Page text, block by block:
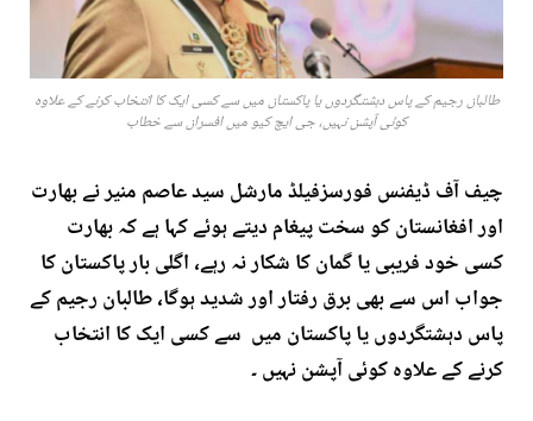
طالبان رجیم کے پاس دہشتگردوں یا پاکستان میں سے کسی ایک کا انتخاب کرنے کے علاوہ
کوئی آپشن نہیں، جی ایچ کیو میں افسران سے خطاب
چیف آف ڈیفنس فورسزفیلڈ مارشل سید عاصم منیر نے بھارت
اور افغانستان کو سخت پیغام دیتے ہوئے کہا ہے کہ بھارت
کسی خود فریبی یا گمان کا شکار نہ رہے، اگلی بار پاکستان کا
جواب اس سے بھی برق رفتار اور شدید ہوگا،طالبان رجیم کے
پاس دہشتگردوں یا پاکستان میں سے کسی ایک کا انتخاب
کرنے کے علاوہ کوئی آپشن نہیں ۔